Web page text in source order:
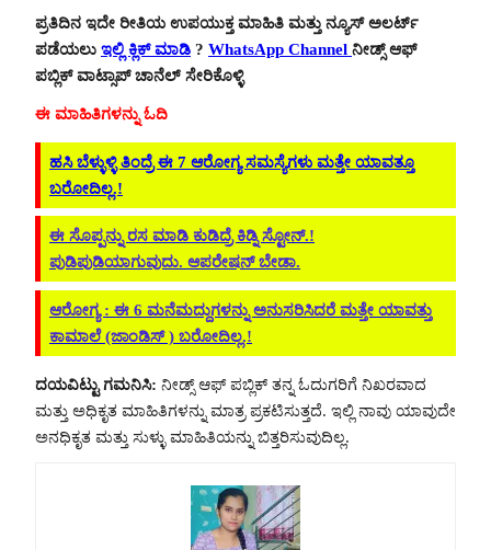
ಪ್ರತಿದಿನ ಇದೇ ರೀತಿಯ ಉಪಯುಕ್ತ ಮಾಹಿತಿ ಮತ್ತು ನ್ಯೂಸ್ ಅಲರ್ಟ್
ಪಡೆಯಲು ಇಲ್ಲಿ ಕ್ಲಿಕ್ ಮಾಡಿ ? WhatsApp Channel ನೀಡ್ಸ್ ಆಫ್
ಪಬ್ಲಿಕ್ ವಾಟ್ಸಾಪ್ ಚಾನೆಲ್ ಸೇರಿಕೊಳ್ಳಿ
ಈ ಮಾಹಿತಿಗಳನ್ನು ಓದಿ
ಹಸಿ ಬೆಳ್ಳುಳ್ಳಿ ತಿಂದ್ರೆ ಈ 7 ಆರೋಗ್ಯ ಸಮಸ್ಯೆಗಳು ಮತ್ತೇ ಯಾವತ್ತೂ
ಬರೋದಿಲ್ಲ.!
ಈ ಸೊಪ್ಪನ್ನು ರಸ ಮಾಡಿ ಕುಡಿದ್ರೆ ಕಿಡ್ನಿ ಸ್ಟೋನ್.!
ಪುಡಿಪುಡಿಯಾಗುವುದು. ಆಪರೇಷನ್ ಬೇಡಾ.
ಆರೋಗ್ಯ : ಈ 6 ಮನೆಮದ್ದುಗಳನ್ನು ಅನುಸರಿಸಿದರೆ ಮತ್ತೇ ಯಾವತ್ತು
ಕಾಮಾಲೆ (ಜಾಂಡಿಸ್ ) ಬರೋದಿಲ್ಲ.!
ದಯವಿಟ್ಟು ಗಮನಿಸಿ: ನೀಡ್ಸ್ ಆಫ್ ಪಬ್ಲಿಕ್ ತನ್ನ ಓದುಗರಿಗೆ ನಿಖರವಾದ
ಮತ್ತು ಅಧಿಕೃತ ಮಾಹಿತಿಗಳನ್ನು ಮಾತ್ರ ಪ್ರಕಟಿಸುತ್ತದೆ. ಇಲ್ಲಿ ನಾವು ಯಾವುದೇ
ಅನಧಿಕೃತ ಮತ್ತು ಸುಳ್ಳು ಮಾಹಿತಿಯನ್ನು ಬಿತ್ತರಿಸುವುದಿಲ್ಲ.